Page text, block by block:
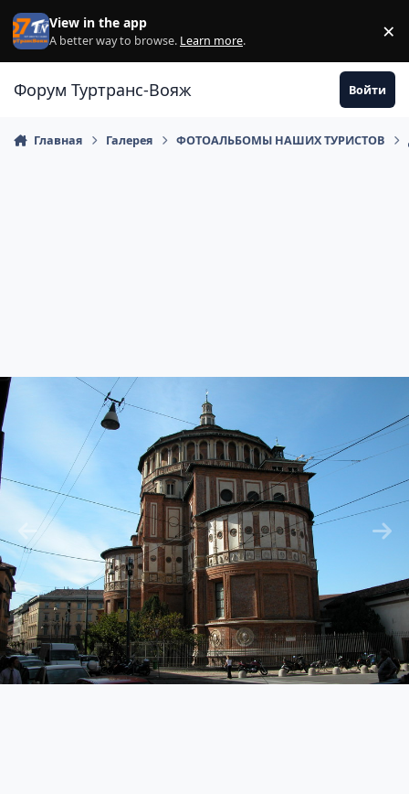
Перейти к содержанию
View in the app
A better way to browse. Learn more. ×
Форум Туртранс-Вояж Войти
Главная Галерея ФОТОАЛЬБОМЫ НАШИХ ТУРИСТОВ